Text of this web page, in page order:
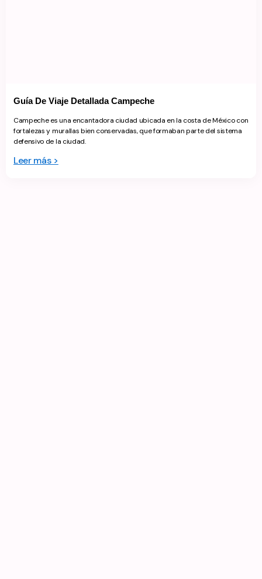
Guía De Viaje Detallada Campeche
Campeche es una encantadora ciudad ubicada en la costa de México con
fortalezas y murallas bien conservadas, que formaban parte del sistema
defensivo de la ciudad.
Leer más >